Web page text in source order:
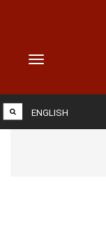
Toggle
ENGLISH